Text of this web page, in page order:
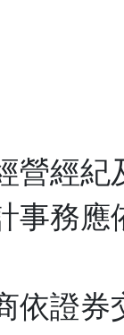
營經紀
事務應
依證券